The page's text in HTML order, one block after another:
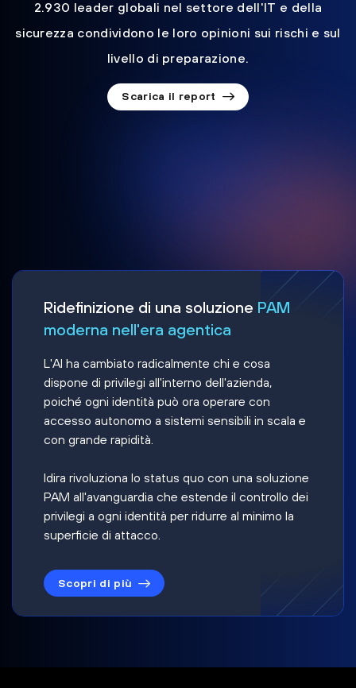
2.930 leader globali nel settore dell'IT e della
sicurezza condividono le loro opinioni sui rischi e sul
livello di preparazione.
Scarica il report
Ridefinizione di una soluzione PAM
moderna nell'era agentica
L'AI ha cambiato radicalmente chi e cosa
dispone di privilegi all'interno dell'azienda,
poiché ogni identità può ora operare con
accesso autonomo a sistemi sensibili in scala e
con grande rapidità.
Idira rivoluziona lo status quo con una soluzione
PAM all'avanguardia che estende il controllo dei
privilegi a ogni identità per ridurre al minimo la
superficie di attacco.
Scopri di più